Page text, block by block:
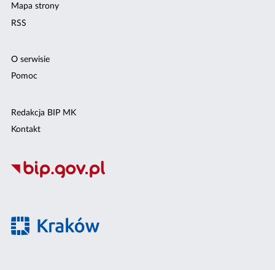
Mapa strony
RSS
O serwisie
Pomoc
Redakcja BIP MK
Kontakt